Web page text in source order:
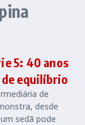
5: 40 anos
equilíbrio
de
desde
sedã pode